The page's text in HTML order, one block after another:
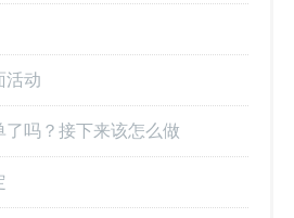
活动
吗？接下来该怎么做